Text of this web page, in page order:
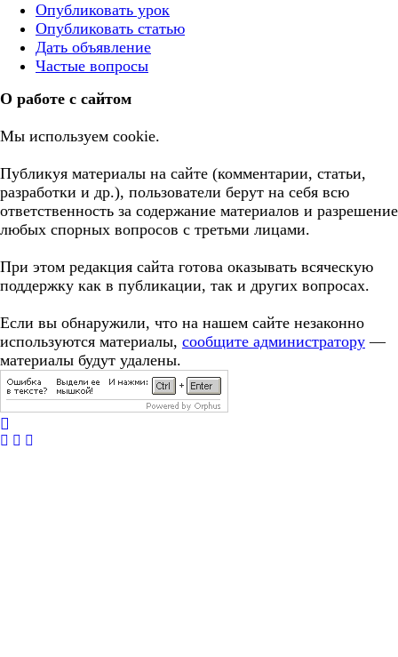
Опубликовать урок
Опубликовать статью
Дать объявление
Частые вопросы
О работе с сайтом
Мы используем cookie.
Публикуя материалы на сайте (комментарии, статьи,
разработки и др.), пользователи берут на себя всю
ответственность за содержание материалов и разрешение
любых спорных вопросов с третьми лицами.
При этом редакция сайта готова оказывать всяческую
поддержку как в публикации, так и других вопросах.
Если вы обнаружили, что на нашем сайте незаконно
используются материалы, сообщите администратору —
материалы будут удалены.